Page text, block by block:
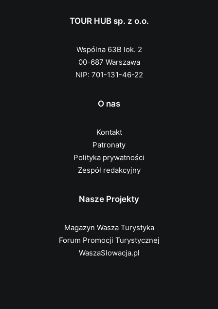
TOUR HUB sp. z o.o.
Wspólna 63B lok. 2
00-687 Warszawa
NIP: 701-131-46-22
O nas
Kontakt
Patronaty
Polityka prywatności
Zespół redakcyjny
Nasze Projekty
Magazyn Wasza Turystyka
Forum Promocji Turystycznej
WaszaSlowacja.pl